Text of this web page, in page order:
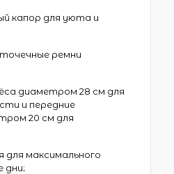
капор для уюта и
ремни
диаметром 28 см для
и передние
20 см для
для максимального
дни;